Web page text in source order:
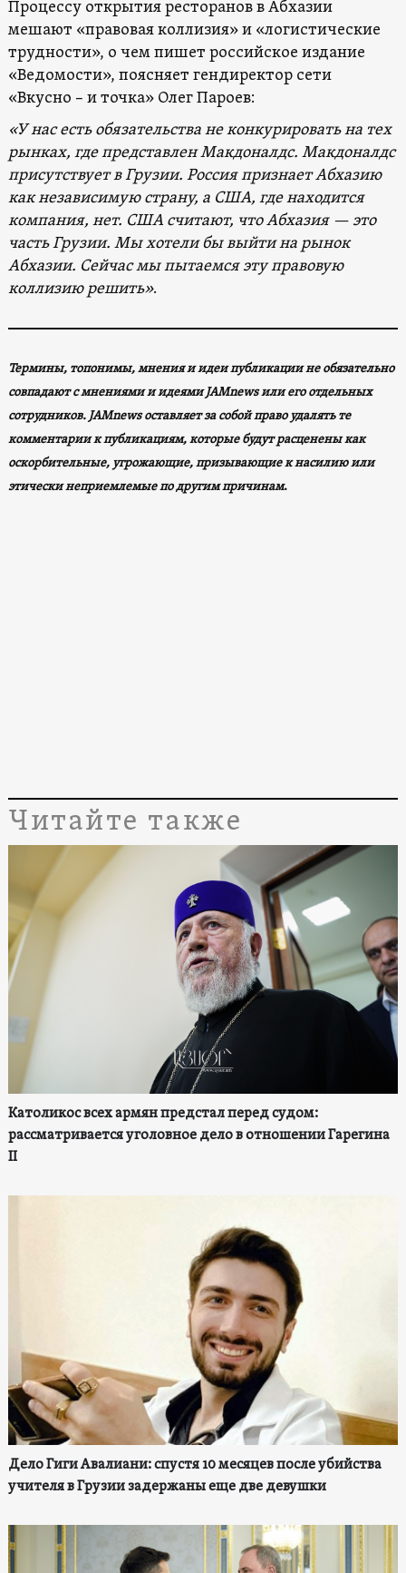
Процессу открытия ресторанов в Абхазии
мешают «правовая коллизия» и «логистические
трудности», о чем пишет российское издание
«Ведомости», поясняет гендиректор сети
«Вкусно – и точка» Олег Пароев:
«У нас есть обязательства не конкурировать на тех
рынках, где представлен Макдоналдс. Макдоналдс
присутствует в Грузии. Россия признает Абхазию
как независимую страну, а США, где находится
компания, нет. США считают, что Абхазия — это
часть Грузии. Мы хотели бы выйти на рынок
Абхазии. Сейчас мы пытаемся эту правовую
коллизию решить».
Термины, топонимы, мнения и идеи публикации не обязательно
совпадают с мнениями и идеями JAMnews или его отдельных
сотрудников. JAMnews оставляет за собой право удалять те
комментарии к публикациям, которые будут расценены как
оскорбительные, угрожающие, призывающие к насилию или
этически неприемлемые по другим причинам.
Читайте также
Католикос всех армян предстал перед судом:
рассматривается уголовное дело в отношении Гарегина
II
Дело Гиги Авалиани: спустя 10 месяцев после убийства
учителя в Грузии задержаны еще две девушки